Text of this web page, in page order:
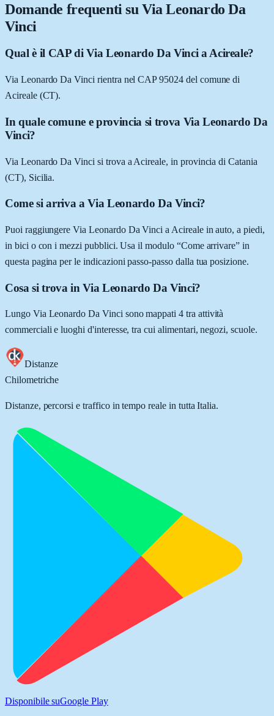
Domande frequenti su Via Leonardo Da
Vinci
Qual è il CAP di Via Leonardo Da Vinci a Acireale?
Via Leonardo Da Vinci rientra nel CAP 95024 del comune di
Acireale (CT).
In quale comune e provincia si trova Via Leonardo Da
Vinci?
Via Leonardo Da Vinci si trova a Acireale, in provincia di Catania
(CT), Sicilia.
Come si arriva a Via Leonardo Da Vinci?
Puoi raggiungere Via Leonardo Da Vinci a Acireale in auto, a piedi,
in bici o con i mezzi pubblici. Usa il modulo “Come arrivare” in
questa pagina per le indicazioni passo-passo dalla tua posizione.
Cosa si trova in Via Leonardo Da Vinci?
Lungo Via Leonardo Da Vinci sono mappati 4 tra attività
commerciali e luoghi d'interesse, tra cui alimentari, negozi, scuole.
Distanze
Chilometriche
Distanze, percorsi e traffico in tempo reale in tutta Italia.
Disponibile suGoogle Play